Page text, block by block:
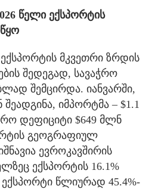
წელი ექსპორტის
მკვეთრი ზრდის
შედეგად, სავაჭრო
შემცირდა. იანვარში,
იმპორტმა – $1.1
დეფიციტი $649 მლნ
გეოგრაფიულ
ევროკავშირის
ექსპორტის 16.1%
წლიურად 45.4%-